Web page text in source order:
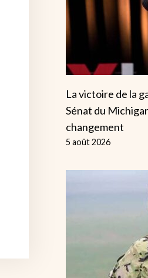
La victoire de la
Sénat du
changement
5 août 2026